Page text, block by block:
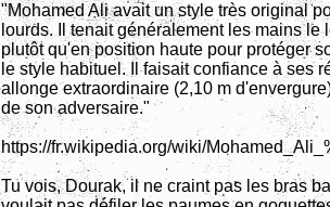
"Mohamed Ali avait un style très original
lourds. Il tenait généralement les mains le
plutôt qu'en position haute pour protéger
le style habituel. Il faisait confiance à ses
allonge extraordinaire (2,10 m
de son adversaire."
https://fr.wikipedia.org/wiki/
Tu vois, Dourak, il ne craint pas les bras